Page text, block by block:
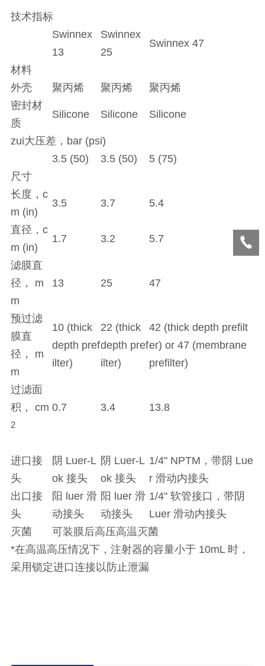
技术指标
Swinnex
13
Swinnex
25
Swinnex 47
材料
外壳
聚丙烯 聚丙烯
聚丙烯
密封材
质
Silicone Silicone Silicone
zui大压差，bar (psi)
3.5 (50)
3.5 (50)
5 (75)
尺寸
长度，c
m (in)
3.5 3.7 5.4
直径，c
m (in)
1.7 3.2 5.7
滤膜直
径， m
m
13 25 47
预过滤
膜直
径， m
m
10 (thick
depth pref
ilter)
22 (thick
depth pref
ilter)
42 (thick depth prefilt
er) or 47 (membrane
prefilter)
过滤面
积， cm
2
0.7 3.4 13.8
进口接
头
阴 Luer-L
ok 接头
阴 Luer-L
ok 接头
1/4" NPTM，带阴 Lue
r 滑动内接头
出口接
头
阳 luer 滑
动接头
阳 luer 滑
动接头
1/4" 软管接口，带阴
Luer 滑动内接头
灭菌
可装膜后高压高温灭菌
*在高温高压情况下，注射器的容量小于 10mL 时，
采用锁定进口连接以防止泄漏